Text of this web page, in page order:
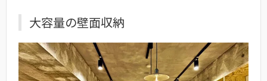
大容量の壁面収納